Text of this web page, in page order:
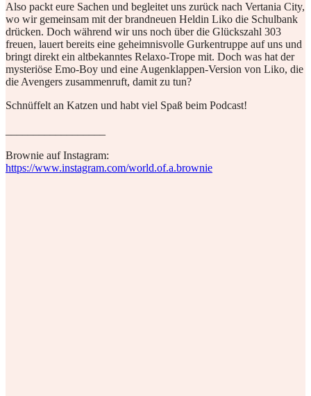
Also packt eure Sachen und begleitet uns zurück nach Vertania City,
wo wir gemeinsam mit der brandneuen Heldin Liko die Schulbank
drücken. Doch während wir uns noch über die Glückszahl 303
freuen, lauert bereits eine geheimnisvolle Gurkentruppe auf uns und
bringt direkt ein altbekanntes Relaxo-Trope mit. Doch was hat der
mysteriöse Emo-Boy und eine Augenklappen-Version von Liko, die
die Avengers zusammenruft, damit zu tun?
Schnüffelt an Katzen und habt viel Spaß beim Podcast!
Brownie auf Instagram:
https://www.instagram.com/world.of.a.brownie